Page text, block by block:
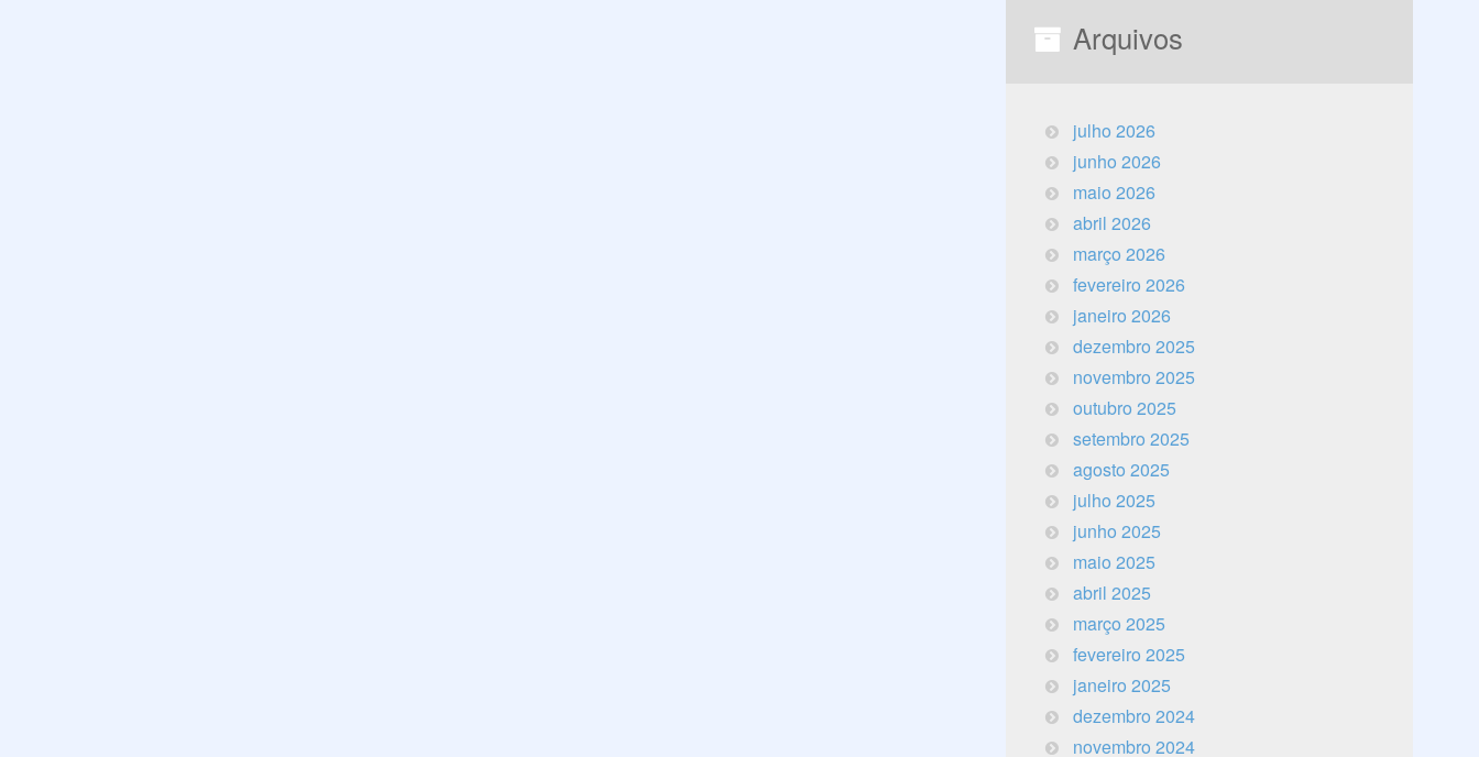
Arquivos
julho 2026
junho 2026
maio 2026
abril 2026
março 2026
fevereiro 2026
janeiro 2026
dezembro 2025
novembro 2025
outubro 2025
setembro 2025
agosto 2025
julho 2025
junho 2025
maio 2025
abril 2025
março 2025
fevereiro 2025
janeiro 2025
dezembro 2024
novembro 2024